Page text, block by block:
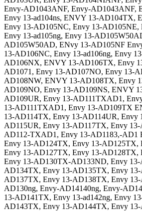
Envy-AD1043ANF, Envy-AD1043ANF,
Envy 13-ad104ns, ENVY 13-AD104TX,
Envy 13-AD105NC, Envy 13-AD105NE,
Envy 13-ad105ng, Envy 13-
AD105W50AD, ENvy 13-AD105NF
13-AD106NC, Envy 13-ad106ng, Envy
AD106NX, ENVY 13-AD106TX, Envy
AD1071, Envy 13-AD107NO, Envy 13-
AD108NW, ENVY 13-AD108TX, Envy
AD109NO, Envy 13-AD109NS, ENVY
AD109UR, Envy 13-AD111TXAD1,
13-AD111TXAD1, Envy 13-AD109TX
13-AD114TX, Envy 13-AD114UR, Envy
AD115UR, Envy 13-AD117TX, Envy
AD112-TXAD1, Envy 13-AD1183,-AD1
Envy 13-AD124TX, Envy 13-AD125TX,
Envy 13-AD127TX, Envy 13-AD128TX,
Envy 13-AD130TX-AD133ND, Envy
AD134TX, Envy 13-AD135TX, Envy
AD137TX, Envy 13-AD138TX, Envy
AD130ng, Envy-AD14140ng, Envy-
13-AD141TX, Envy 13-ad142ng, Envy
AD143TX, Envy 13-AD144TX, Envy